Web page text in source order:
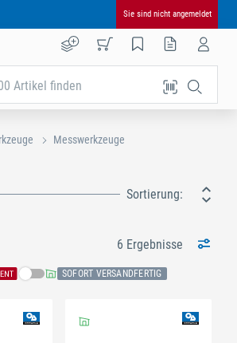
Sie sind nicht angemeldet
Artikel finden
Messwerkzeuge
Sortierung:
6 Ergebnisse
SOFORT VERSANDFERTIG